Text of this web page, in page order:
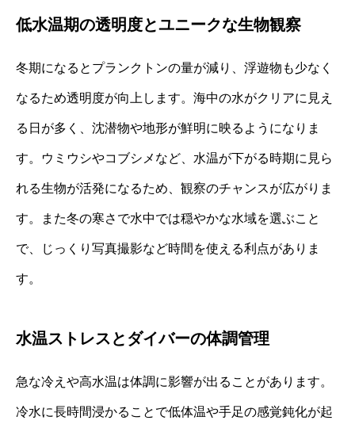
低水温期の透明度とユニークな生物観察
冬期になるとプランクトンの量が減り、浮遊物も少なく
なるため透明度が向上します。海中の水がクリアに見え
る日が多く、沈潜物や地形が鮮明に映るようになりま
す。ウミウシやコブシメなど、水温が下がる時期に見ら
れる生物が活発になるため、観察のチャンスが広がりま
す。また冬の寒さで水中では穏やかな水域を選ぶこと
で、じっくり写真撮影など時間を使える利点がありま
す。
水温ストレスとダイバーの体調管理
急な冷えや高水温は体調に影響が出ることがあります。
冷水に長時間浸かることで低体温や手足の感覚鈍化が起